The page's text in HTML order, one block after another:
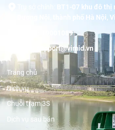
BT1-07 khu đô
Dương Nội, thành phố Hà Nội,
19001089
support@vimid.vn
Trang chủ
Dịch vụ
Chuỗi trạm 3S
Dịch vụ sau bán